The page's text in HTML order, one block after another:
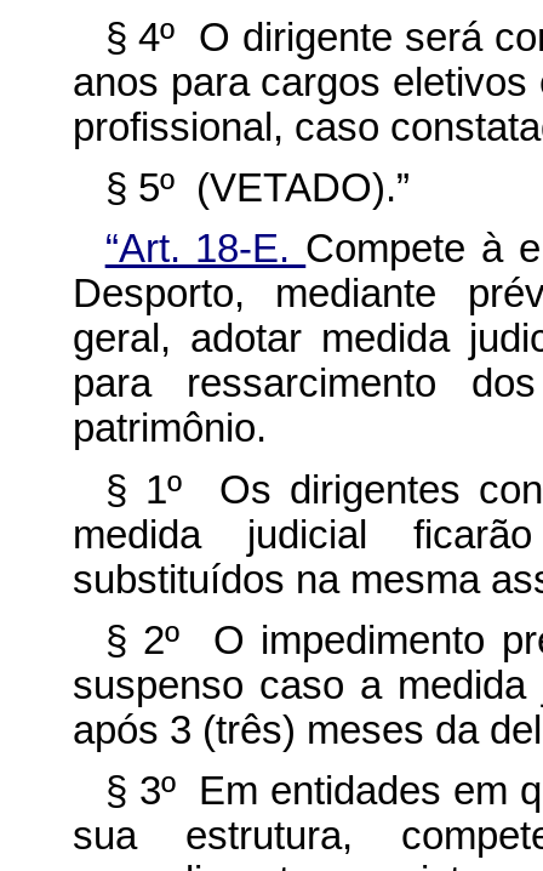
§ 4º O dirigente será
anos para cargos
profissional, caso
§ 5º (VETADO).”
“Art. 18-E. Compete à
Desporto, mediante
geral, adotar medida
para ressarcimento
patrimônio.
§ 1º Os dirigentes
medida judicial
substituídos na mesma
§ 2º O impedimento
suspenso caso a
após 3 (três) meses da
§ 3º Em entidades em
sua estrutura,